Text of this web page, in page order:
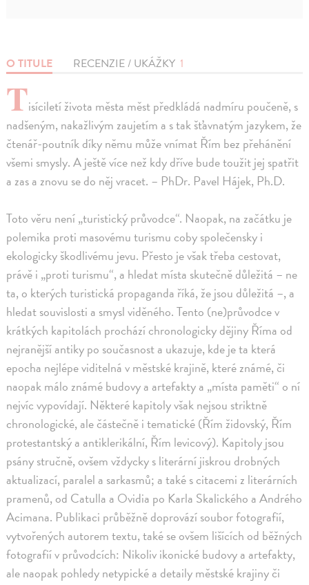
O TITULE RECENZIE / UKÁŽKY 1
Tisíciletí života města měst předkládá nadmíru poučeně, s
nadšeným, nakažlivým zaujetím a s tak šťavnatým jazykem, že
čtenář-poutník díky němu může vnímat Řím bez přehánění
všemi smysly. A ještě více než kdy dříve bude toužit jej spatřit
a zas a znovu se do něj vracet. – PhDr. Pavel Hájek, Ph.D.
Toto věru není „turistický průvodce“. Naopak, na začátku je
polemika proti masovému turismu coby společensky i
ekologicky škodlivému jevu. Přesto je však třeba cestovat,
právě i „proti turismu“, a hledat místa skutečně důležitá – ne
ta, o kterých turistická propaganda říká, že jsou důležitá –, a
hledat souvislosti a smysl viděného. Tento (ne)průvodce v
krátkých kapitolách prochází chronologicky dějiny Říma od
nejranější antiky po současnost a ukazuje, kde je ta která
epocha nejlépe viditelná v městské krajině, které známé, či
naopak málo známé budovy a artefakty a „místa paměti“ o ní
nejvíc vypovídají. Některé kapitoly však nejsou striktně
chronologické, ale částečně i tematické (Řím židovský, Řím
protestantský a antiklerikální, Řím levicový). Kapitoly jsou
psány stručně, ovšem vždycky s literární jiskrou drobných
aktualizací, paralel a sarkasmů; a také s citacemi z literárních
pramenů, od Catulla a Ovidia po Karla Skalického a Andrého
Acimana. Publikaci průběžně doprovází soubor fotografií,
vytvořených autorem textu, také se ovšem lišících od běžných
fotografií v průvodcích: Nikoliv ikonické budovy a artefakty,
ale naopak pohledy netypické a detaily městské krajiny či